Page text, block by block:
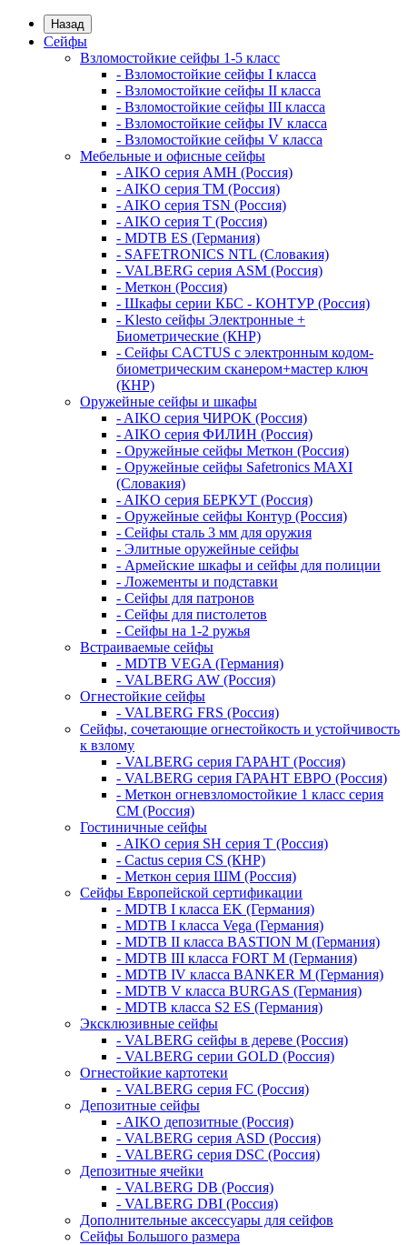
Назад
Сейфы
Взломостойкие сейфы 1-5 класс
- Взломостойкие сейфы I класса
- Взломостойкие сейфы II класса
- Взломостойкие сейфы III класса
- Взломостойкие сейфы IV класса
- Взломостойкие сейфы V класса
Мебельные и офисные сейфы
- AIKO серия AMH (Россия)
- AIKO серия TM (Россия)
- AIKO серия TSN (Россия)
- AIKO серия Т (Россия)
- MDTB ES (Германия)
- SAFETRONICS NTL (Словакия)
- VALBERG серия ASM (Россия)
- Меткон (Россия)
- Шкафы серии КБС - КОНТУР (Россия)
- Klesto сейфы Электронные +
Биометрические (КНР)
- Сейфы CACTUS с электронным кодом-
биометрическим сканером+мастер ключ
(КНР)
Оружейные сейфы и шкафы
- AIKO серия ЧИРОК (Россия)
- AIKO серия ФИЛИН (Россия)
- Оружейные сейфы Меткон (Россия)
- Оружейные сейфы Safetronics MAXI
(Словакия)
- AIKO серия БЕРКУТ (Россия)
- Оружейные сейфы Контур (Россия)
- Сейфы сталь 3 мм для оружия
- Элитные оружейные сейфы
- Армейские шкафы и сейфы для полиции
- Ложементы и подставки
- Сейфы для патронов
- Сейфы для пистолетов
- Сейфы на 1-2 ружья
Встраиваемые сейфы
- MDTB VEGA (Германия)
- VALBERG AW (Россия)
Огнестойкие сейфы
- VALBERG FRS (Россия)
Сейфы, сочетающие огнестойкость и устойчивость
к взлому
- VALBERG серия ГАРАНТ (Россия)
- VALBERG серия ГАРАНТ ЕВРО (Россия)
- Меткон огневзломостойкие 1 класс серия
СМ (Россия)
Гостиничные сейфы
- AIKO серия SH серия Т (Россия)
- Cactus серия CS (КНР)
- Меткон серия ШМ (Россия)
Сейфы Европейской сертификации
- MDTB I класса EK (Германия)
- MDTB I класса Vega (Германия)
- MDTB II класса BASTION M (Германия)
- MDTB III класса FORT M (Германия)
- MDTB IV класса BANKER M (Германия)
- MDTB V класса BURGAS (Германия)
- MDTB класса S2 ES (Германия)
Эксклюзивные сейфы
- VALBERG сейфы в дереве (Россия)
- VALBERG серии GOLD (Россия)
Огнестойкие картотеки
- VALBERG серия FC (Россия)
Депозитные сейфы
- AIKO депозитные (Россия)
- VALBERG серия ASD (Россия)
- VALBERG серия DSC (Россия)
Депозитные ячейки
- VALBERG DB (Россия)
- VALBERG DBI (Россия)
Дополнительные аксессуары для сейфов
Сейфы Большого размера